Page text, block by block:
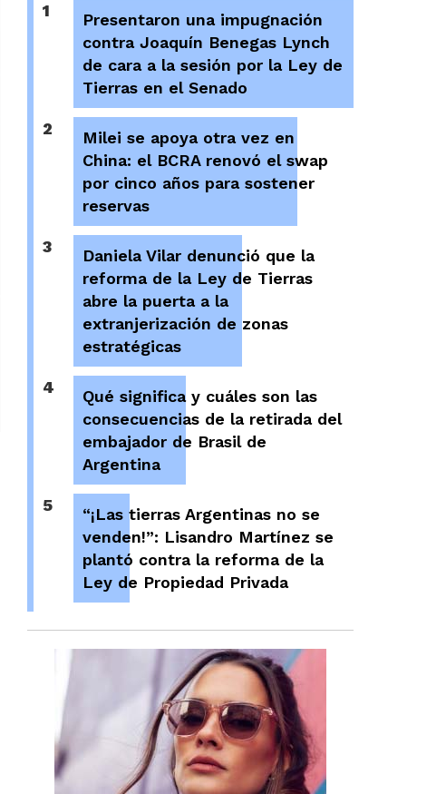
1
Presentaron una impugnación
contra Joaquín Benegas Lynch
de cara a la sesión por la Ley de
Tierras en el Senado
2
Milei se apoya otra vez en
China: el BCRA renovó el swap
por cinco años para sostener
reservas
3
Daniela Vilar denunció que la
reforma de la Ley de Tierras
abre la puerta a la
extranjerización de zonas
estratégicas
4
Qué significa y cuáles son las
consecuencias de la retirada del
embajador de Brasil de
Argentina
5
“¡Las tierras Argentinas no se
venden!”: Lisandro Martínez se
plantó contra la reforma de la
Ley de Propiedad Privada